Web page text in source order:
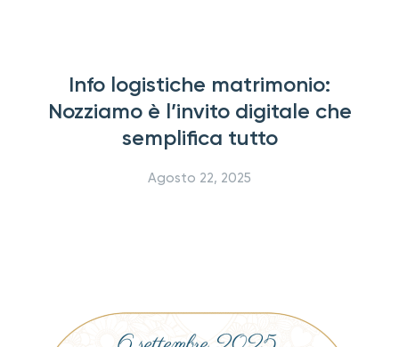
Info logistiche matrimonio:
Nozziamo è l’invito digitale che
semplifica tutto
Agosto 22, 2025